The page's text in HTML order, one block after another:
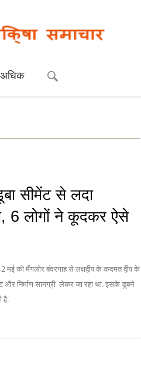
अधिक
सीमेंट से लदा
6 लोगों ने कूदकर ऐसे
को मैंगलोर बंदरगाह से लक्षद्वीप के कदमत द्वीप के
और निर्माण सामग्री लेकर जा रहा था. इसके डूबने
है.